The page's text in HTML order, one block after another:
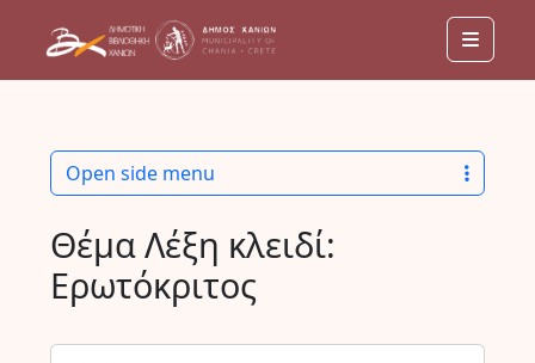
Menu
Θέμα Λέξη κλειδί:
Ερωτόκριτος
Open side menu